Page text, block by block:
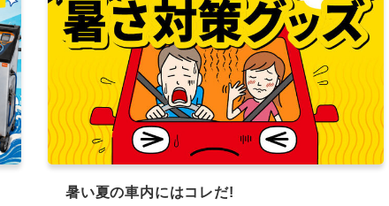
暑い夏の車内にはコレだ!